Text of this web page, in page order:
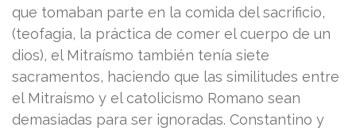
que tomaban parte en la comida del sacrificio,
(teofagia, la práctica de comer el cuerpo de un
dios), el Mitraísmo también tenía siete
sacramentos, haciendo que las similitudes entre
el Mitraísmo y el catolicismo Romano sean
demasiadas para ser ignoradas. Constantino y